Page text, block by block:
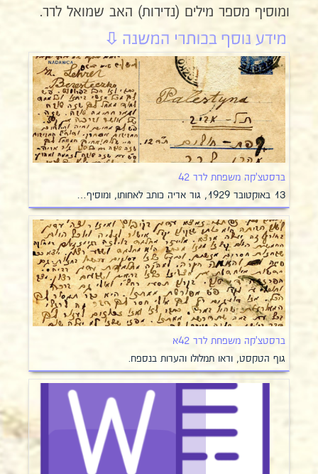
ומוסיף מספר מילים (נדירות) האב שמואל לרר.
ברסטצ'קה משפחת לרר 42
13 באוקטובר 1929, גור אריה כותב לאחותו, ומוסיף…
ברסטצ'קה משפחת לרר 42א
גוף הטקסט, וראו תמלולו והערות בנספח.